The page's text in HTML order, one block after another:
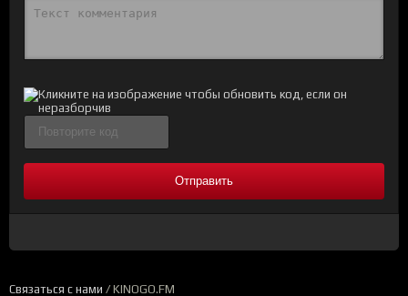
Отправить
Связаться с нами / KINOGO.FM